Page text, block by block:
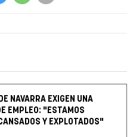
NAVARRA EXIGEN UNA
EMPLEO: "ESTAMOS
Y EXPLOTADOS"